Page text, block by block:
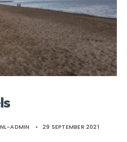
ADMIN • 29 SEPTEMBER 2021